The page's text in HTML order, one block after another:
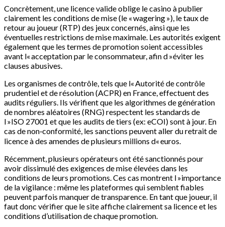
Concrètement, une licence valide oblige le casino à publier
clairement les conditions de mise (le « wagering »), le taux de
retour au joueur (RTP) des jeux concernés, ainsi que les
éventuelles restrictions de mise maximale. Les autorités exigent
également que les termes de promotion soient accessibles
avant l« acceptation par le consommateur, afin d »éviter les
clauses abusives.
Les organismes de contrôle, tels que l« Autorité de contrôle
prudentiel et de résolution (ACPR) en France, effectuent des
audits réguliers. Ils vérifient que les algorithmes de génération
de nombres aléatoires (RNG) respectent les standards de
l »ISO 27001 et que les audits de tiers (ex: eCOI) sont à jour. En
cas de non‑conformité, les sanctions peuvent aller du retrait de
licence à des amendes de plusieurs millions d« euros.
Récemment, plusieurs opérateurs ont été sanctionnés pour
avoir dissimulé des exigences de mise élevées dans les
conditions de leurs promotions. Ces cas montrent l »importance
de la vigilance : même les plateformes qui semblent fiables
peuvent parfois manquer de transparence. En tant que joueur, il
faut donc vérifier que le site affiche clairement sa licence et les
conditions d’utilisation de chaque promotion.